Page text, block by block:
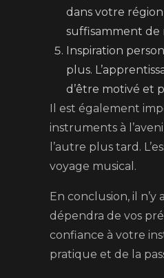
dans votre
suffisamment de
Inspiration
plus.
d’être motivé et
Il est également
instruments à
l’autre plus tard.
voyage musical.
En conclusion, il
dépendra de vos
confiance à votre
pratique et de la